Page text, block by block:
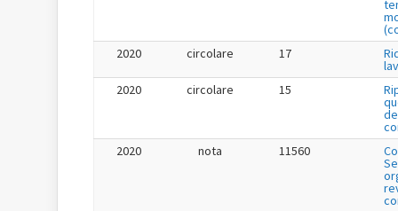
2020
circolare 17
2020
circolare 15
2020
nota 11560